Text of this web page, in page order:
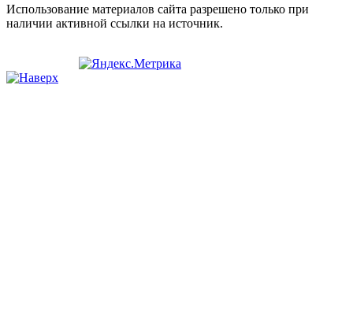
Использование материалов сайта разрешено только при
наличии активной ссылки на источник.